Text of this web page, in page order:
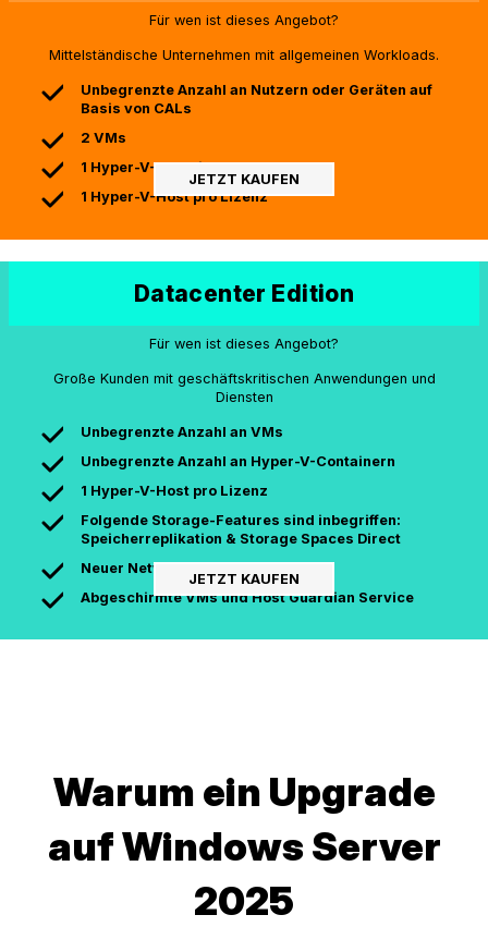
Für wen ist dieses Angebot?
Mittelständische Unternehmen mit allgemeinen Workloads.
Unbegrenzte Anzahl an Nutzern oder Geräten auf
Basis von CALs
2 VMs
1 Hyper-V-Container
1 Hyper-V-Host pro Lizenz
JETZT KAUFEN
Datacenter Edition
Für wen ist dieses Angebot?
Große Kunden mit geschäftskritischen Anwendungen und
Diensten
Unbegrenzte Anzahl an VMs
Unbegrenzte Anzahl an Hyper-V-Containern
1 Hyper-V-Host pro Lizenz
Folgende Storage-Features sind inbegriffen:
Speicherreplikation & Storage Spaces Direct
Neuer Networking-Stack
Abgeschirmte VMs und Host Guardian Service
JETZT KAUFEN
Warum ein Upgrade
auf Windows Server
2025